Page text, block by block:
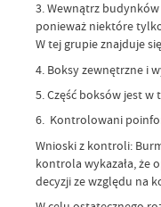
3. Wewnątrz
ponieważ niektóre
W tej grupie znajduje
4. Boksy zewnętrzne i
5. Część boksów jest
6. Kontrolowani
Wnioski z kontroli:
kontrola wykazała, że
decyzji ze względu na